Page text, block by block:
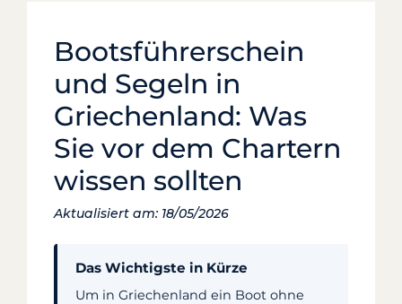
Bootsführerschein
und Segeln in
Griechenland: Was
Sie vor dem Chartern
wissen sollten
Aktualisiert am: 18/05/2026
Das Wichtigste in Kürze
Um in Griechenland ein Boot ohne